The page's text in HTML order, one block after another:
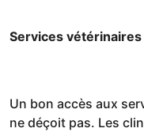
Services vétérinaires
Un bon accès aux
ne déçoit pas. Les